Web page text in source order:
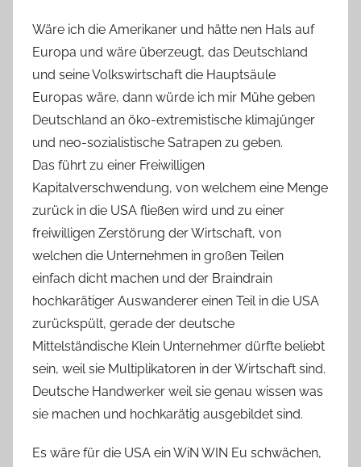
Wäre ich die Amerikaner und hätte nen Hals auf
Europa und wäre überzeugt, das Deutschland
und seine Volkswirtschaft die Hauptsäule
Europas wäre, dann würde ich mir Mühe geben
Deutschland an öko-extremistische klimajünger
und neo-sozialistische Satrapen zu geben.
Das führt zu einer Freiwilligen
Kapitalverschwendung, von welchem eine Menge
zurück in die USA fließen wird und zu einer
freiwilligen Zerstörung der Wirtschaft, von
welchen die Unternehmen in großen Teilen
einfach dicht machen und der Braindrain
hochkarätiger Auswanderer einen Teil in die USA
zurückspült, gerade der deutsche
Mittelständische Klein Unternehmer dürfte beliebt
sein, weil sie Multiplikatoren in der Wirtschaft sind.
Deutsche Handwerker weil sie genau wissen was
sie machen und hochkarätig ausgebildet sind.
Es wäre für die USA ein WiN WIN Eu schwächen,